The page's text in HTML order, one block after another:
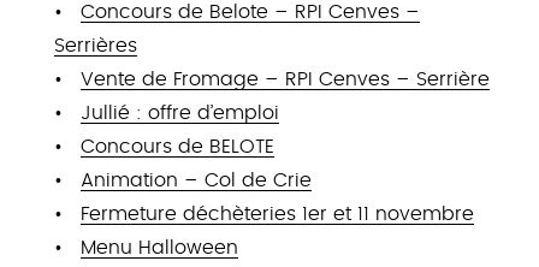
Concours de Belote – RPI Cenves –
Serrières
Vente de Fromage – RPI Cenves – Serrière
Jullié : offre d’emploi
Concours de BELOTE
Animation – Col de Crie
Fermeture déchèteries 1er et 11 novembre
Menu Halloween